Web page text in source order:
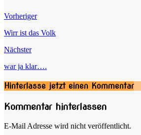
Vorheriger
Wirr ist das Volk
Nächster
war ja klar….
Hinterlasse jetzt einen Kommentar
Kommentar hinterlassen
E-Mail Adresse wird nicht veröffentlicht.